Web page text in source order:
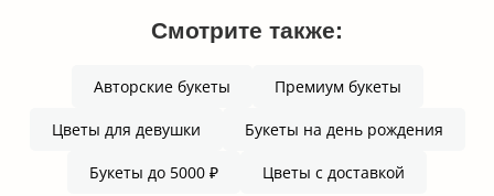
Смотрите также:
Авторские букеты Премиум букеты
Цветы для девушки Букеты на день рождения
Букеты до 5000 ₽ Цветы с доставкой